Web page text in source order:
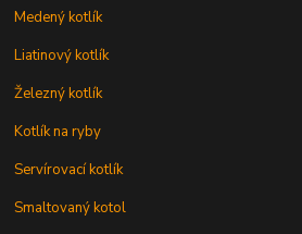
Medený kotlík
Liatinový kotlík
Železný kotlík
Kotlík na ryby
Servírovací kotlík
Smaltovaný kotol